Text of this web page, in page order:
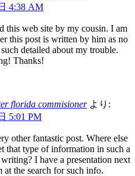
4:38 AM
this web site by my cousin. I am
this post is written by him as no
detailed about my trouble.
Thanks!
florida commisioner より:
5:01 PM
other fantastic post. Where else
that type of information in such a
I have a presentation next
at the search for such info.